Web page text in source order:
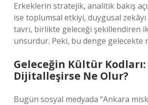
Erkeklerin stratejik, analitik bakış
ise toplumsal etkiyi, duygusal
tavrı, birlikte geleceği şekillendiren
unsurdur. Peki, bu denge gelecekte
Geleceğin Kültür
Dijitalleşirse Ne Olur?
Bugün sosyal medyada “Ankara